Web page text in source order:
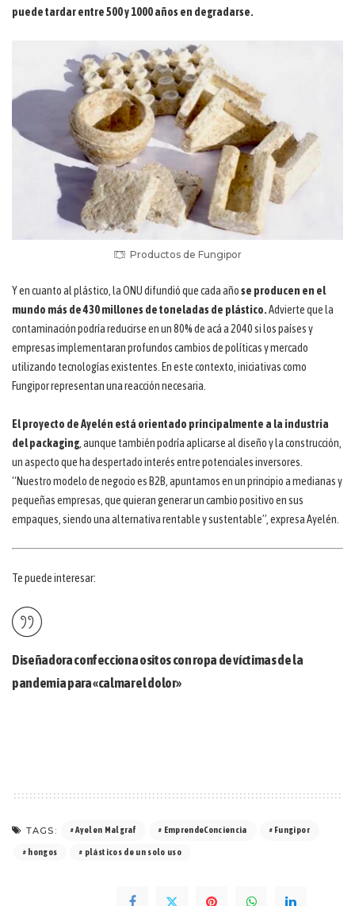
puede tardar entre 500 y 1000 años en degradarse.
Productos de Fungipor
Y en cuanto al plástico, la ONU difundió que cada añose producen en el
mundo más de 430 millones de toneladas de plástico.Advierte que la
contaminación podría reducirse en un 80% de acá a 2040 si los países y
empresas implementaran profundos cambios de políticas y mercado
utilizando tecnologías existentes. En este contexto, iniciativas como
Fungipor representan una reacción necesaria.
El proyecto de Ayelén está orientado principalmente a la industria
del packaging , aunque también podría aplicarse al diseño y la construcción,
un aspecto que ha despertado interés entre potenciales inversores.
“Nuestro modelo de negocio es B2B, apuntamos en un principio a medianas y
pequeñas empresas, que quieran generar un cambio positivo en sus
empaques, siendo una alternativa rentable y sustentable”, expresa Ayelén.
Te puede interesar:
Diseñadora confecciona ositos con ropa de víctimas de la
pandemia para «calmar el dolor»
TAGS: Ayelen Malgraf EmprendeConciencia Fungipor
hongos plásticos de un solo uso